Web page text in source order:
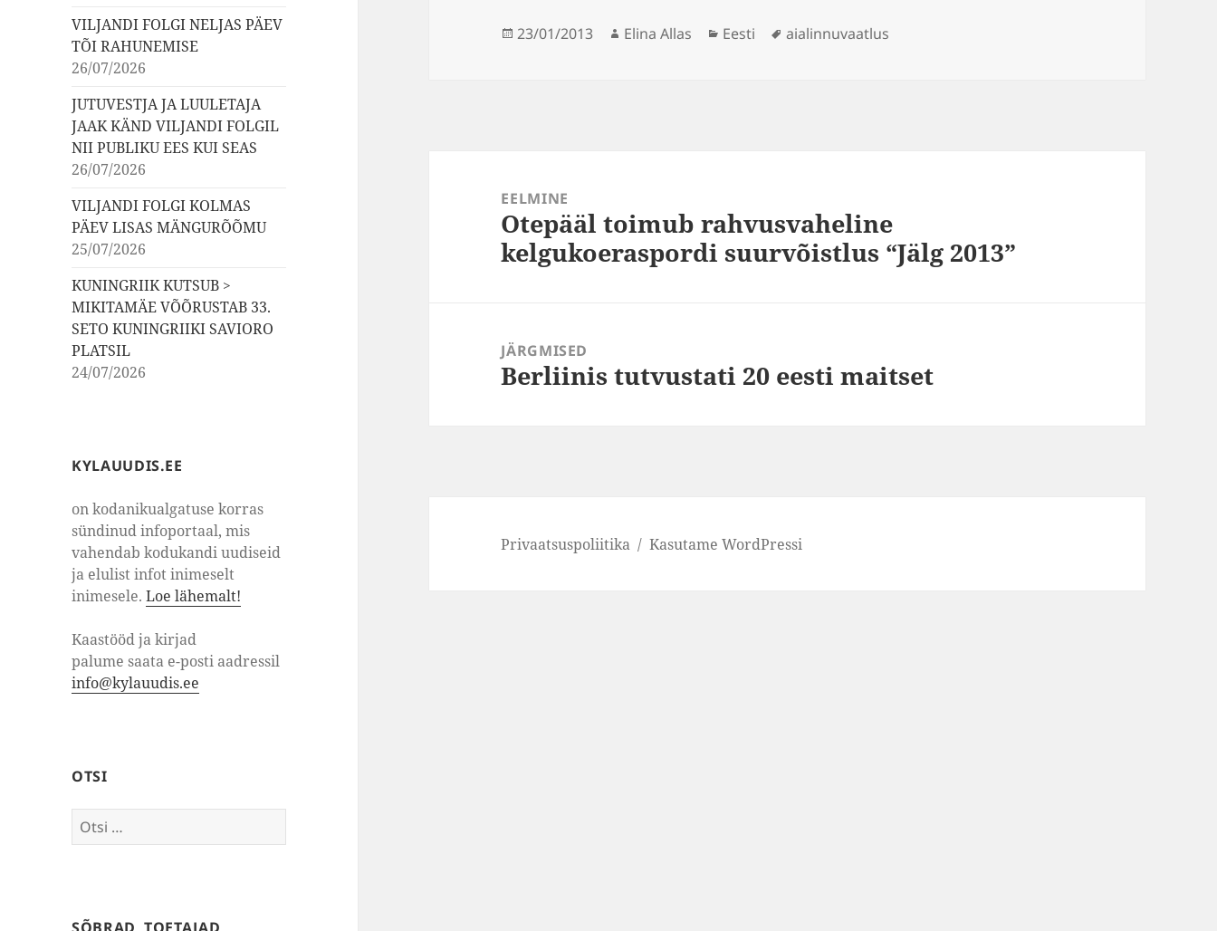
VILJANDI FOLGI NELJAS PÄEV
TÕI RAHUNEMISE
26/07/2026
JUTUVESTJA JA LUULETAJA
JAAK KÄND VILJANDI FOLGIL
NII PUBLIKU EES KUI SEAS
26/07/2026
VILJANDI FOLGI KOLMAS
PÄEV LISAS MÄNGURÕÕMU
25/07/2026
KUNINGRIIK KUTSUB >
MIKITAMÄE VÕÕRUSTAB 33.
SETO KUNINGRIIKI SAVIORO
PLATSIL
24/07/2026
KYLAUUDIS.EE
on kodanikualgatuse korras
sündinud infoportaal, mis
vahendab kodukandi uudiseid
ja elulist infot inimeselt
inimesele.Loe lähemalt!
Kaastööd ja kirjad
palume saata e-posti aadressil
info@kylauudis.ee
OTSI
Otsi:
Postitatud
23/01/2013 Autor
Elina Allas Rubriigid
Eesti Sildid
aialinnuvaatlus
EELMINE
Eelmine
postitus:
Otepääl toimub rahvusvaheline
kelgukoeraspordi suurvõistlus “Jälg 2013”
JÄRGMISED
Järgmine
Berliinis tutvustati 20 eesti maitset
Privaatsuspoliitika Kasutame WordPressi